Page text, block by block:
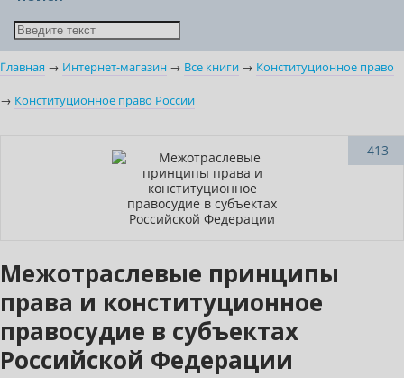
Главная → Интернет-магазин → Все книги → Конституционное право
→ Конституционное право России
413
Межотраслевые принципы
права и конституционное
правосудие в субъектах
Российской Федерации